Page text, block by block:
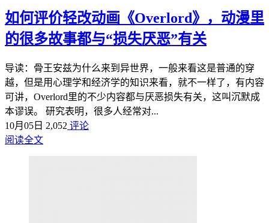
如何评价轻改动画《Overlord》，动漫里
的很多故事都与“损失厌恶”有关
导读：骨王安兹为什么来到异世界，一般来看这是普通的穿
越，但是用心理学和经济学的知识来看，就不一样了，有内容
可讲，Overlord里的不少内容都与厌恶损失有关，这叫沉默成
本谬误。 研究表明，很多人经常对...
10月05日 2,052 评论
阅读全文